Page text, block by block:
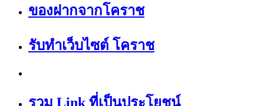
ของฝากจากโคราช
รับทำเว็บไซต์ โคราช
รวม Link ที่เป็นประโยชน์